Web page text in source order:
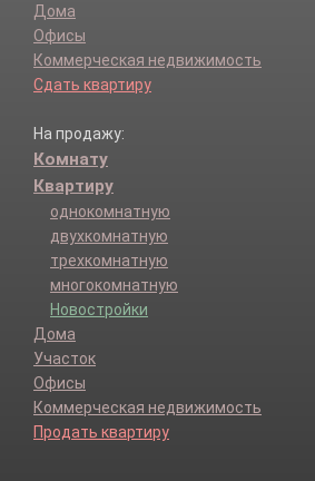
Дома
Офисы
Коммерческая недвижимость
Сдать квартиру
На продажу:
Комнату
Квартиру
однокомнатную
двухкомнатную
трехкомнатную
многокомнатную
Новостройки
Дома
Участок
Офисы
Коммерческая недвижимость
Продать квартиру